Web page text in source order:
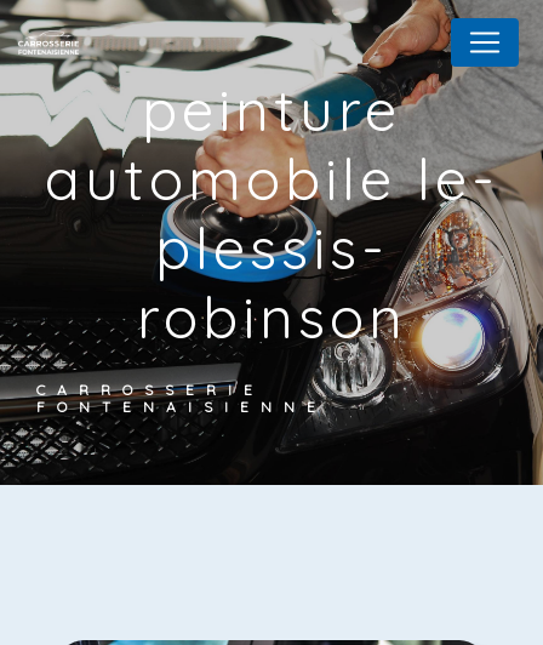
peinture
automobile le-
plessis-
robinson
CARROSSERIE
FONTENAISIENNE
Panneau de gestion des cookies